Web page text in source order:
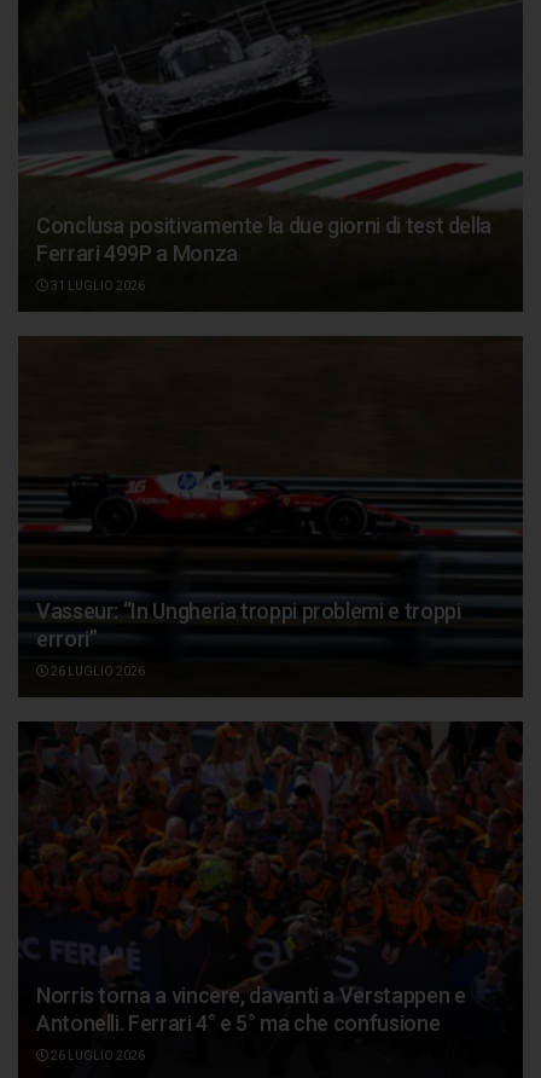
Conclusa positivamente la due giorni di test della
Ferrari 499P a Monza
31 LUGLIO 2026
Vasseur: “In Ungheria troppi problemi e troppi
errori”
26 LUGLIO 2026
Norris torna a vincere, davanti a Verstappen e
Antonelli. Ferrari 4° e 5° ma che confusione
26 LUGLIO 2026